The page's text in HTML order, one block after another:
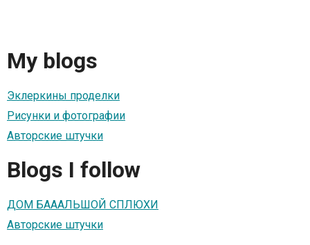
My blogs
Эклеркины проделки
Рисунки и фотографии
Авторские штучки
Blogs I follow
ДОМ БАААЛЬШОЙ СПЛЮХИ
Авторские штучки